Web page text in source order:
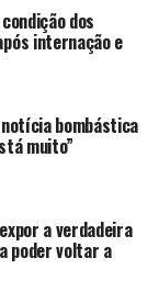
inconsciente
então
médica.
hospital,
a evolução do
Cardoso,
dos
internação e
bombástica
muito”
a verdadeira
poder voltar a